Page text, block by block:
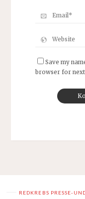
Save my
browser for next
REDKREBS PRESSE-